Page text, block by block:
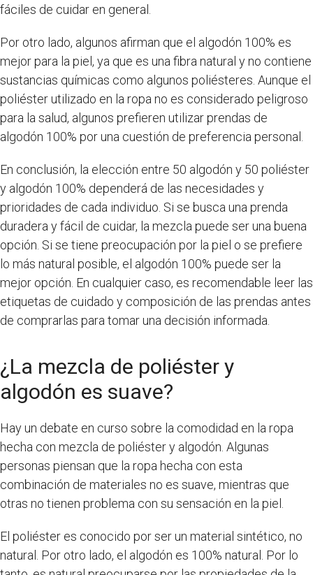
fáciles de cuidar en general.
Por otro lado, algunos afirman que el algodón 100% es
mejor para la piel, ya que es una fibra natural y no contiene
sustancias químicas como algunos poliésteres. Aunque el
poliéster utilizado en la ropa no es considerado peligroso
para la salud, algunos prefieren utilizar prendas de
algodón 100% por una cuestión de preferencia personal.
En conclusión, la elección entre 50 algodón y 50 poliéster
y algodón 100% dependerá de las necesidades y
prioridades de cada individuo. Si se busca una prenda
duradera y fácil de cuidar, la mezcla puede ser una buena
opción. Si se tiene preocupación por la piel o se prefiere
lo más natural posible, el algodón 100% puede ser la
mejor opción. En cualquier caso, es recomendable leer las
etiquetas de cuidado y composición de las prendas antes
de comprarlas para tomar una decisión informada.
¿La mezcla de poliéster y
algodón es suave?
Hay un debate en curso sobre la comodidad en la ropa
hecha con mezcla de poliéster y algodón. Algunas
personas piensan que la ropa hecha con esta
combinación de materiales no es suave, mientras que
otras no tienen problema con su sensación en la piel.
El poliéster es conocido por ser un material sintético, no
natural. Por otro lado, el algodón es 100% natural. Por lo